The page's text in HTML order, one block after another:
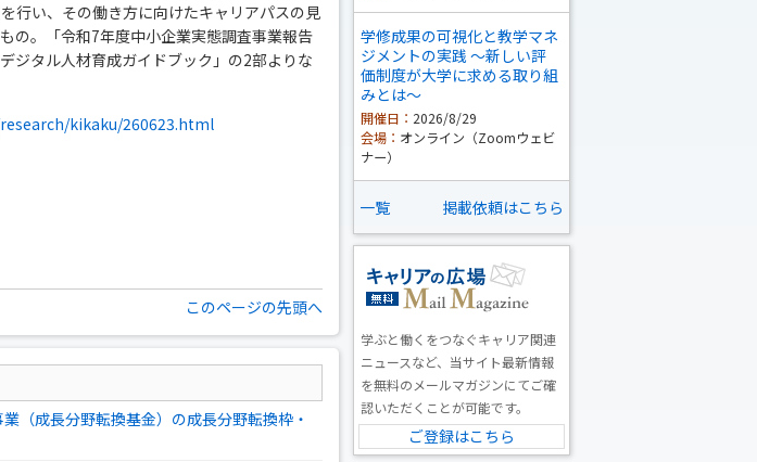
行い、その働き方に向けたキャリアパスの見
の。「令和7年度中小企業実態調査事業報告
ジタル人材育成ガイドブック」の2部よりな
kikaku/260623.html
このページの先頭へ
（成長分野転換基金）の成長分野転換枠・
学修成果の可視化と教学マネ
ジメントの実践 ～新しい評
価制度が大学に求める取り組
みとは～
開催日： 2026/8/29
会場： オンライン（Zoomウェビ
ナー）
一覧 掲載依頼はこちら
学ぶと働くをつなぐキャリア関連
ニュースなど、当サイト最新情報
を無料のメールマガジンにてご確
認いただくことが可能です。
ご登録はこちら